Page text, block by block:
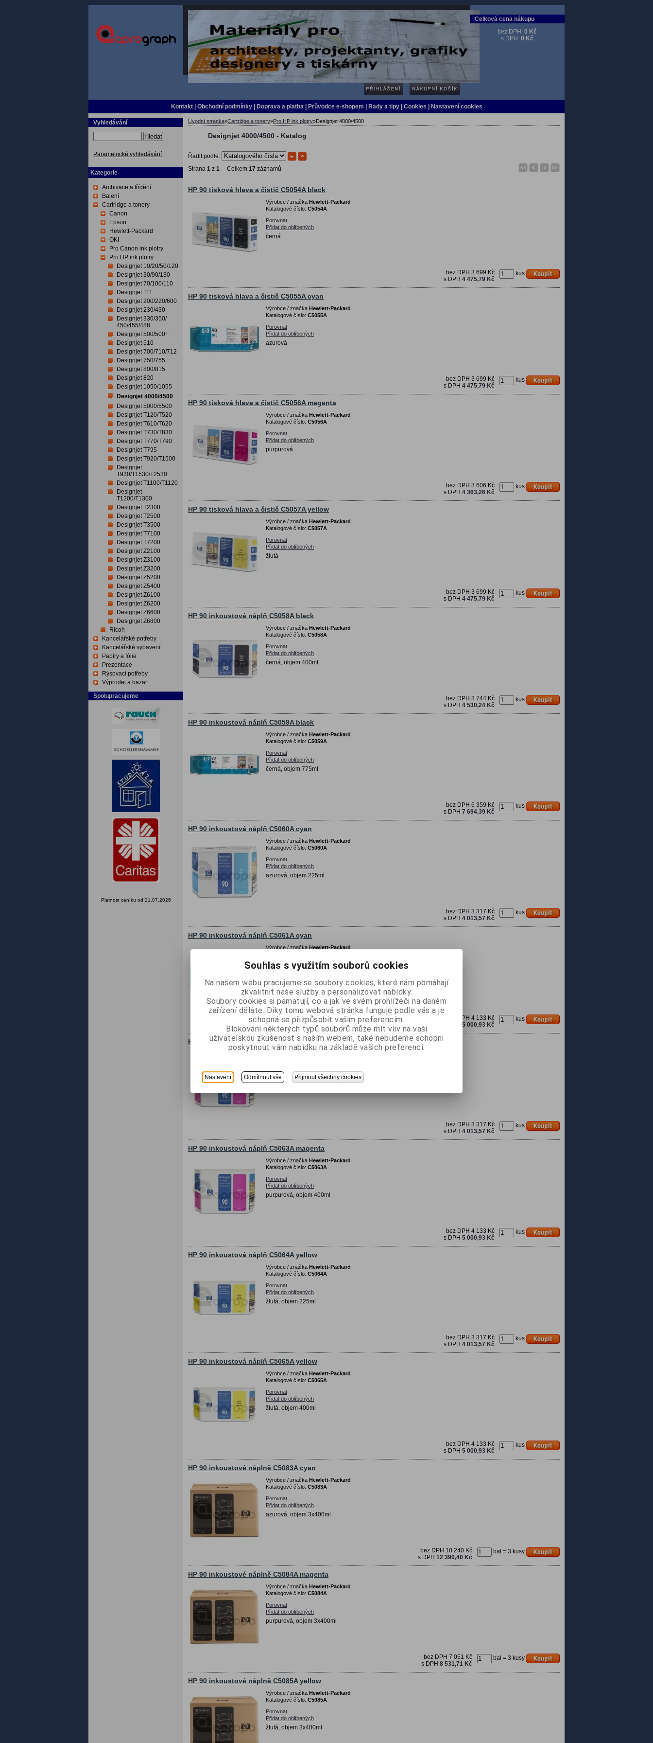
Celková cena nákupu
bez DPH: 0 Kč
s DPH: 0 Kč
Kontakt Obchodní podmínky Doprava a platba Průvodce e-shopem Rady a tipy | Cookies | Nastavení cookies
Vyhledávání
Hledat
Parametrické vyhledávání
Kategorie
Archivace a třídění
Balení
Cartridge a tonery
Canon
Epson
Hewlett-Packard
OKI
Pro Canon ink plotry
Pro HP ink plotry
Designjet 10/20/50/120
Designjet 30/90/130
Designjet 70/100/110
Designjet 111
Designjet 200/220/600
Designjet 230/430
Designjet 330/350/
450/455/488
Designjet 500/500+
Designjet 510
Designjet 700/710/712
Designjet 750/755
Designjet 800/815
Designjet 820
Designjet 1050/1055
Designjet 4000/4500
Designjet 5000/5500
Designjet T120/T520
Designjet T610/T620
Designjet T730/T830
Designjet T770/T790
Designjet T795
Designjet T920/T1500
Designjet
T930/T1530/T2530
Designjet T1100/T1120
Designjet
T1200/T1300
Designjet T2300
Designjet T2500
Designjet T3500
Designjet T7100
Designjet T7200
Designjet Z2100
Designjet Z3100
Designjet Z3200
Designjet Z5200
Designjet Z5400
Designjet Z6100
Designjet Z6200
Designjet Z6600
Designjet Z6800
Ricoh
Kancelářské potřeby
Kancelářské vybavení
Papíry a fólie
Prezentace
Rýsovací potřeby
Výprodej a bazar
Spolupracujeme
Platnost ceníku od 21.07.2026
Úvodní stránka»Cartridge a tonery»Pro HP ink plotry»Designjet 4000/4500
Designjet 4000/4500 - Katalog
Řadit podle:
Strana 1 z 1 Celkem 17 záznamů
HP 90 tisková hlava a čistič C5054A black
Výrobce / značka Hewlett-Packard
Katalogové číslo: C5054A
Porovnat
Přidat do oblíbených
černá
kus
bez DPH 3 699 Kč
s DPH 4 475,79 Kč
HP 90 tisková hlava a čistič C5055A cyan
Výrobce / značka Hewlett-Packard
Katalogové číslo: C5055A
Porovnat
Přidat do oblíbených
azurová
kus
bez DPH 3 699 Kč
s DPH 4 475,79 Kč
HP 90 tisková hlava a čistič C5056A magenta
Výrobce / značka Hewlett-Packard
Katalogové číslo: C5056A
Porovnat
Přidat do oblíbených
purpurová
kus
bez DPH 3 606 Kč
s DPH 4 363,26 Kč
HP 90 tisková hlava a čistič C5057A yellow
Výrobce / značka Hewlett-Packard
Katalogové číslo: C5057A
Porovnat
Přidat do oblíbených
žlutá
kus
bez DPH 3 699 Kč
s DPH 4 475,79 Kč
HP 90 inkoustová náplň C5058A black
Výrobce / značka Hewlett-Packard
Katalogové číslo: C5058A
Porovnat
Přidat do oblíbených
černá, objem 400ml
kus
bez DPH 3 744 Kč
s DPH 4 530,24 Kč
HP 90 inkoustová náplň C5059A black
Výrobce / značka Hewlett-Packard
Katalogové číslo: C5059A
Porovnat
Přidat do oblíbených
černá, objem 775ml
kus
bez DPH 6 359 Kč
s DPH 7 694,39 Kč
HP 90 inkoustová náplň C5060A cyan
Výrobce / značka Hewlett-Packard
Katalogové číslo: C5060A
Porovnat
Přidat do oblíbených
azurová, objem 225ml
kus
bez DPH 3 317 Kč
s DPH 4 013,57 Kč
HP 90 inkoustová náplň C5061A cyan
Výrobce / značka Hewlett-Packard
Porovnat
azurová, objem 400ml
kus
bez DPH 4 133 Kč
5 000,93 Kč
HP 90 inkoustová náplň C5062A magenta
Porovnat
Přidat do oblíbených
kus
bez DPH 3 317 Kč
s DPH 4 013,57 Kč
HP 90 inkoustová náplň C5063A magenta
Výrobce / značka Hewlett-Packard
Katalogové číslo: C5063A
Porovnat
Přidat do oblíbených
purpurová, objem 400ml
kus
bez DPH 4 133 Kč
s DPH 5 000,93 Kč
HP 90 inkoustová náplň C5064A yellow
Výrobce / značka Hewlett-Packard
Katalogové číslo: C5064A
Porovnat
Přidat do oblíbených
žlutá, objem 225ml
kus
bez DPH 3 317 Kč
s DPH 4 013,57 Kč
HP 90 inkoustová náplň C5065A yellow
Výrobce / značka Hewlett-Packard
Katalogové číslo: C5065A
Porovnat
Přidat do oblíbených
žlutá, objem 400ml
kus
bez DPH 4 133 Kč
s DPH 5 000,93 Kč
HP 90 inkoustové náplně C5083A cyan
Výrobce / značka Hewlett-Packard
Katalogové číslo: C5083A
Porovnat
Přidat do oblíbených
azurová, objem 3x400ml
bal = 3 kusy
bez DPH 10 240 Kč
s DPH 12 390,40 Kč
HP 90 inkoustové náplně C5084A magenta
Výrobce / značka Hewlett-Packard
Katalogové číslo: C5084A
Porovnat
Přidat do oblíbených
purpurová, objem 3x400ml
bal = 3 kusy
bez DPH 7 051 Kč
s DPH 8 531,71 Kč
HP 90 inkoustové náplně C5085A yellow
Výrobce / značka Hewlett-Packard
Katalogové číslo: C5085A
Porovnat
Přidat do oblíbených
žlutá, objem 3x400ml
Souhlas s využitím souborů cookies
Na našem webu pracujeme se soubory cookies, které nám pomáhají
zkvalitnit naše služby a personalizovat nabídky.
Soubory cookies si pamatují, co a jak ve svém prohlížeči na daném
zařízení děláte. Díky tomu webová stránka funguje podle vás a je
schopná se přizpůsobit vašim preferencím.
Blokování některých typů souborů může mít vliv na vaši
uživatelskou zkušenost s naším webem, také nebudeme schopni
poskytnout vám nabídku na základě vašich preferencí.
Nastavení Odmítnout vše Přijmout všechny cookies